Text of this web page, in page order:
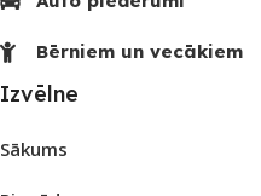
Bērniem un vecākiem
Izvēlne
Sākums